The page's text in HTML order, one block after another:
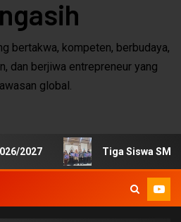
bertakwa, kompeten, berbudaya,
dan berjiwa entrepreneur yang
global.
Tiga Siswa SMKN 1